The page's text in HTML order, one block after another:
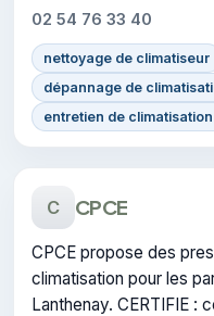
02 54 76 33 40
nettoyage de climatiseur
dépannage de
entretien de
C CPCE
CPCE propose des
climatisation pour les
Lanthenay. CERTIFIE :